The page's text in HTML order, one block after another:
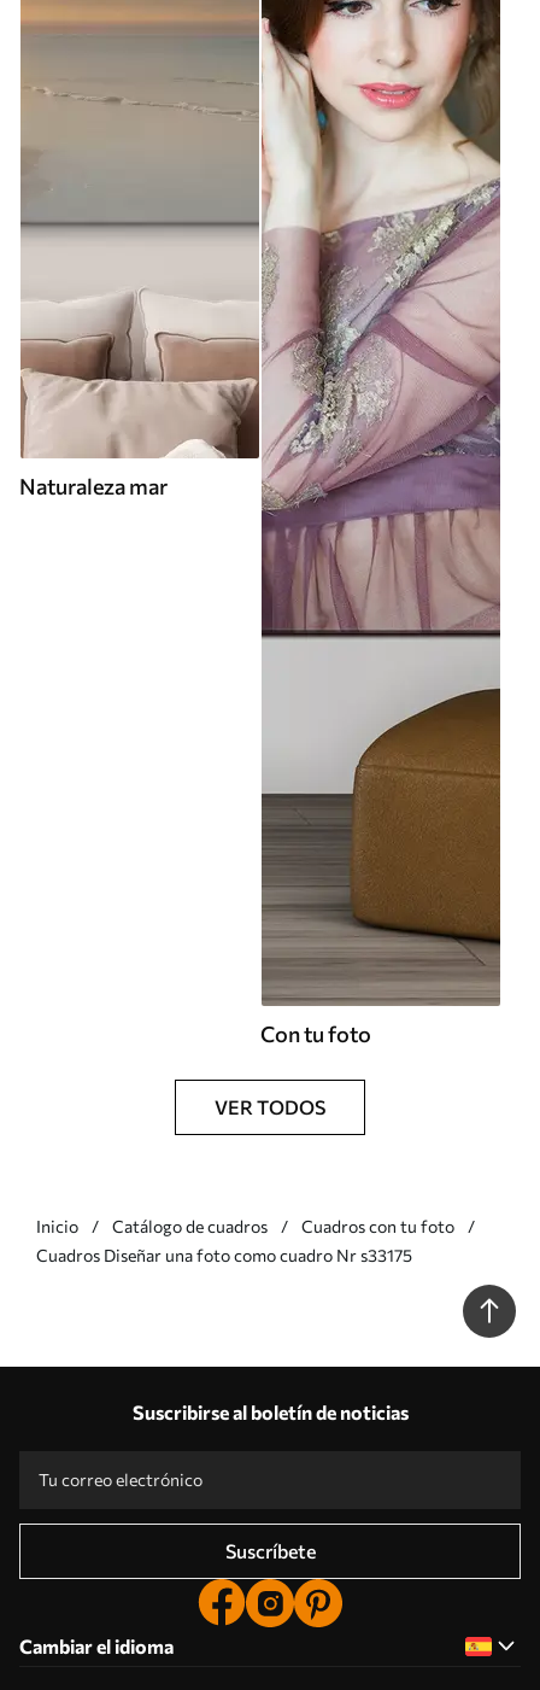
Naturaleza mar
Con tu foto
VER TODOS
Inicio Catálogo de cuadros
Cuadros con tu foto
Cuadros Diseñar una foto como cuadro Nr s33175
Suscribirse al boletín de noticias
Suscríbete
Cambiar el idioma